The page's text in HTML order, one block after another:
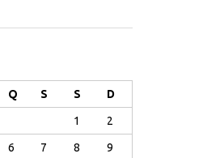
Q S S D
1 2
6 7 8 9